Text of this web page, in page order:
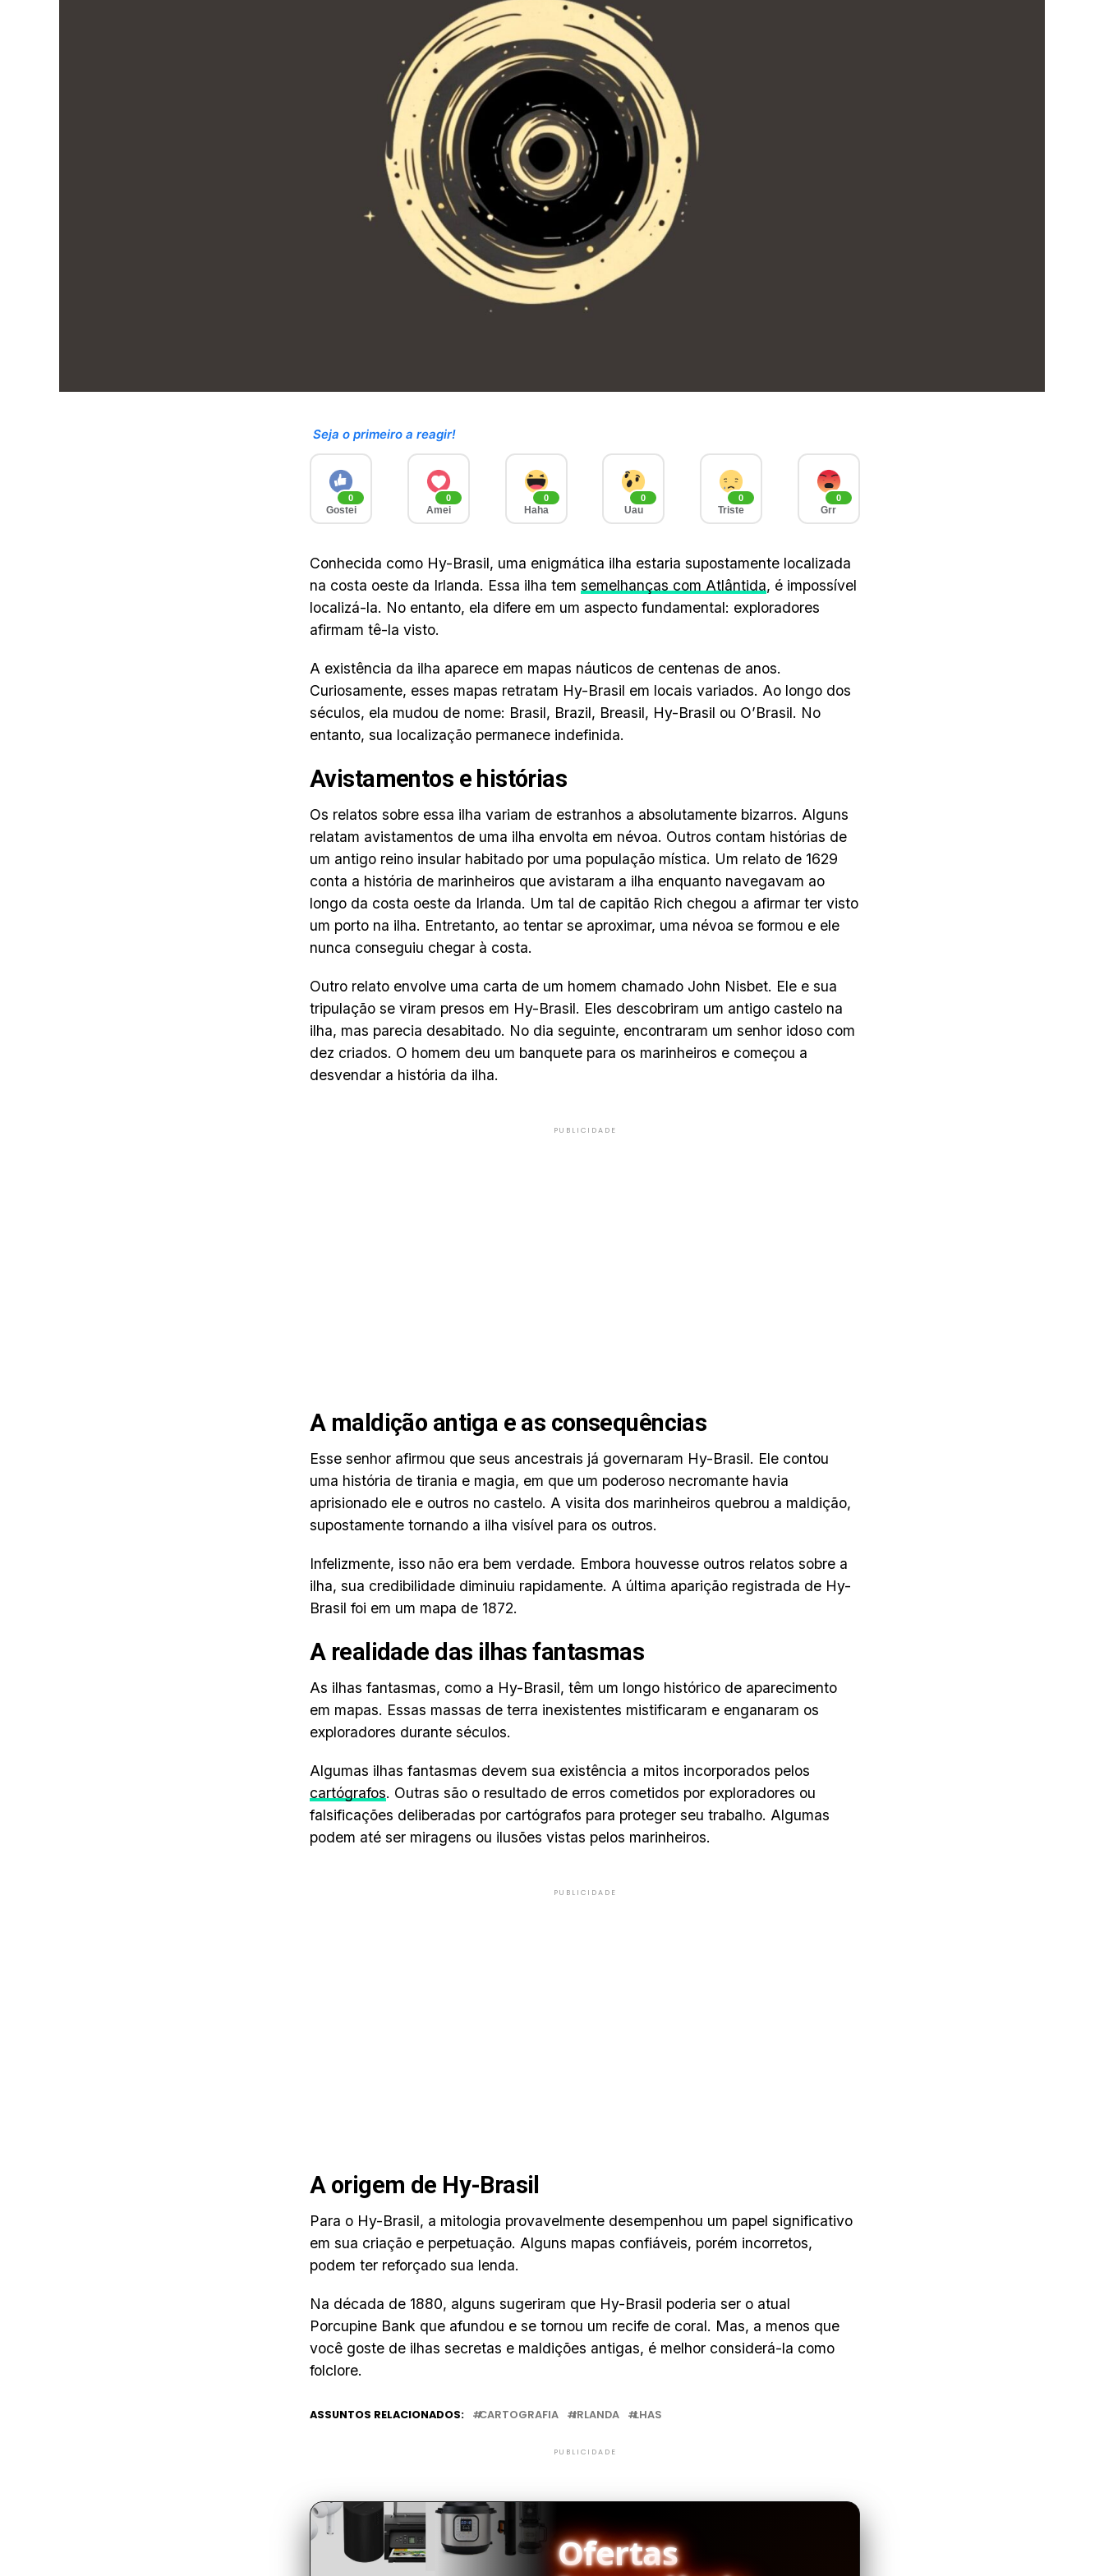
Seja o primeiro a reagir!
0
Gostei
0
Amei
0
Haha
0
Uau
0
Triste
0
Grr
Conhecida como Hy-Brasil, uma enigmática ilha estaria supostamente localizada
na costa oeste da Irlanda. Essa ilha tem semelhanças com Atlântida, é impossível
localizá-la. No entanto, ela difere em um aspecto fundamental: exploradores
afirmam tê-la visto.
A existência da ilha aparece em mapas náuticos de centenas de anos.
Curiosamente, esses mapas retratam Hy-Brasil em locais variados. Ao longo dos
séculos, ela mudou de nome: Brasil, Brazil, Breasil, Hy-Brasil ou O’Brasil. No
entanto, sua localização permanece indefinida.
Avistamentos e histórias
Os relatos sobre essa ilha variam de estranhos a absolutamente bizarros. Alguns
relatam avistamentos de uma ilha envolta em névoa. Outros contam histórias de
um antigo reino insular habitado por uma população mística. Um relato de 1629
conta a história de marinheiros que avistaram a ilha enquanto navegavam ao
longo da costa oeste da Irlanda. Um tal de capitão Rich chegou a afirmar ter visto
um porto na ilha. Entretanto, ao tentar se aproximar, uma névoa se formou e ele
nunca conseguiu chegar à costa.
Outro relato envolve uma carta de um homem chamado John Nisbet. Ele e sua
tripulação se viram presos em Hy-Brasil. Eles descobriram um antigo castelo na
ilha, mas parecia desabitado. No dia seguinte, encontraram um senhor idoso com
dez criados. O homem deu um banquete para os marinheiros e começou a
desvendar a história da ilha.
PUBLICIDADE
A maldição antiga e as consequências
Esse senhor afirmou que seus ancestrais já governaram Hy-Brasil. Ele contou
uma história de tirania e magia, em que um poderoso necromante havia
aprisionado ele e outros no castelo. A visita dos marinheiros quebrou a maldição,
supostamente tornando a ilha visível para os outros.
Infelizmente, isso não era bem verdade. Embora houvesse outros relatos sobre a
ilha, sua credibilidade diminuiu rapidamente. A última aparição registrada de Hy-
Brasil foi em um mapa de 1872.
A realidade das ilhas fantasmas
As ilhas fantasmas, como a Hy-Brasil, têm um longo histórico de aparecimento
em mapas. Essas massas de terra inexistentes mistificaram e enganaram os
exploradores durante séculos.
Algumas ilhas fantasmas devem sua existência a mitos incorporados pelos
cartógrafos. Outras são o resultado de erros cometidos por exploradores ou
falsificações deliberadas por cartógrafos para proteger seu trabalho. Algumas
podem até ser miragens ou ilusões vistas pelos marinheiros.
PUBLICIDADE
A origem de Hy-Brasil
Para o Hy-Brasil, a mitologia provavelmente desempenhou um papel significativo
em sua criação e perpetuação. Alguns mapas confiáveis, porém incorretos,
podem ter reforçado sua lenda.
Na década de 1880, alguns sugeriram que Hy-Brasil poderia ser o atual
Porcupine Bank que afundou e se tornou um recife de coral. Mas, a menos que
você goste de ilhas secretas e maldições antigas, é melhor considerá-la como
folclore.
ASSUNTOS RELACIONADOS: CARTOGRAFIA IRLANDA LHAS
PUBLICIDADE
Ofertas